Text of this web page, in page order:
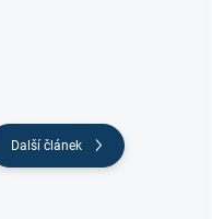
Další článek